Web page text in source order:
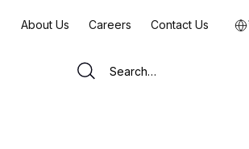
About Us Careers Contact Us